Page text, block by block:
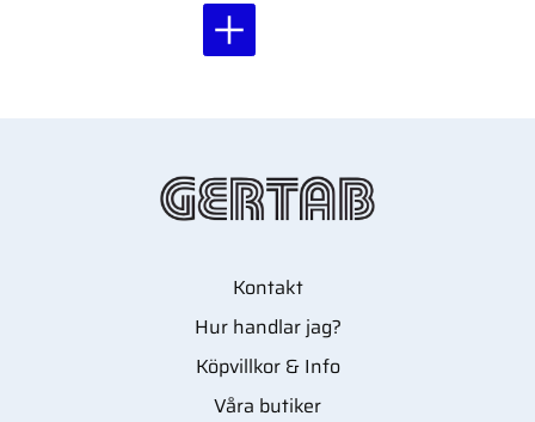
Kontakt
Hur handlar jag?
Köpvillkor & Info
Våra butiker